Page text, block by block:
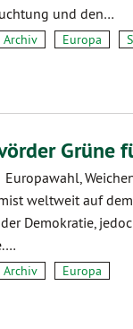
und den…
Archiv Europa
Grüne
Europawahl,
weltweit auf
Demokratie,
Archiv Europa